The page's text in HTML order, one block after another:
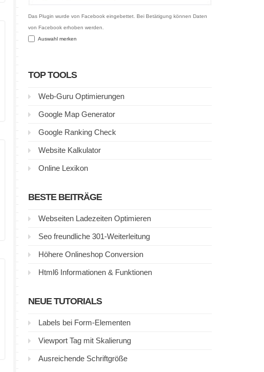
Das Plugin wurde von Facebook eingebettet. Bei Betätigung können Daten
von Facebook erhoben werden.
Auswahl merken
TOP TOOLS
Web-Guru Optimierungen
Google Map Generator
Google Ranking Check
Website Kalkulator
Online Lexikon
BESTE BEITRÄGE
Webseiten Ladezeiten Optimieren
Seo freundliche 301-Weiterleitung
Höhere Onlineshop Conversion
Html6 Informationen & Funktionen
NEUE TUTORIALS
Labels bei Form-Elementen
Viewport Tag mit Skalierung
Ausreichende Schriftgröße